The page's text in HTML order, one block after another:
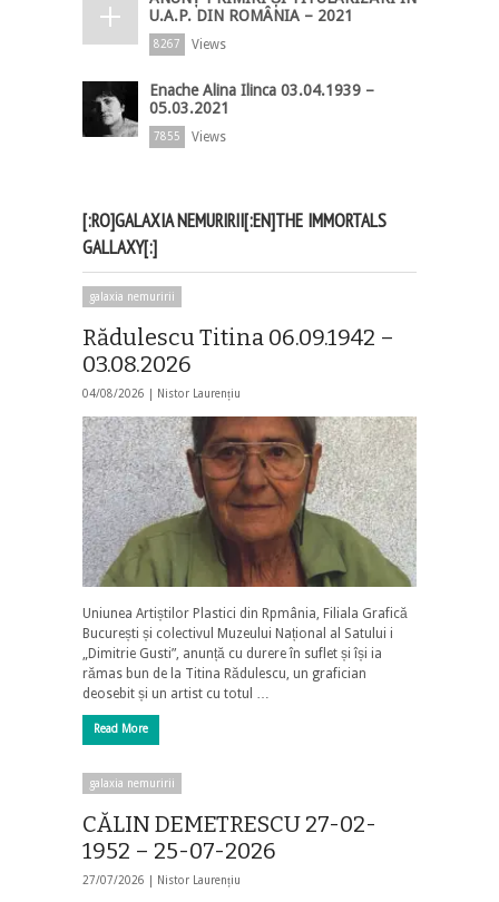
U.A.P. DIN ROMÂNIA – 2021
8267 Views
Enache Alina Ilinca 03.04.1939 –
05.03.2021
7855 Views
[:RO]GALAXIA NEMURIRII[:EN]THE IMMORTALS
GALLAXY[:]
galaxia nemuririi
Rădulescu Titina 06.09.1942 –
03.08.2026
04/08/2026 | Nistor Laurențiu
Uniunea Artiștilor Plastici din Rpmânia, Filiala Grafică
București și colectivul Muzeului Național al Satului i
„Dimitrie Gusti”, anunță cu durere în suflet și își ia
rămas bun de la Titina Rădulescu, un grafician
deosebit și un artist cu totul …
Read More
galaxia nemuririi
CĂLIN DEMETRESCU 27-02-
1952 – 25-07-2026
27/07/2026 | Nistor Laurențiu